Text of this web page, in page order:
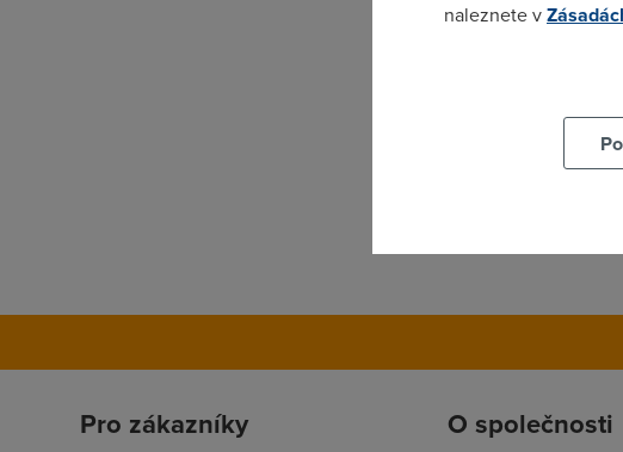
Pro zákazníky O společnosti
naleznete v